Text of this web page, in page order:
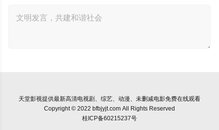
天堂影视提供最新高清电视剧、综艺、动漫、未删减电影免费在线观看
Copyright © 2022 bfbjyjt.com All Rights Reserved
桂ICP备60215237号